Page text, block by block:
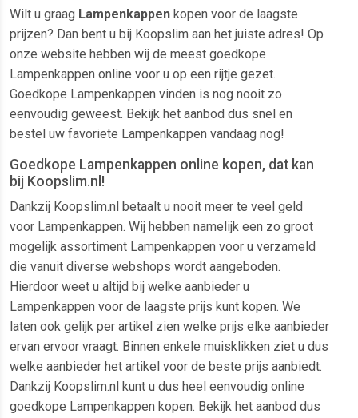
Wilt u graag Lampenkappen kopen voor de laagste
prijzen? Dan bent u bij Koopslim aan het juiste adres! Op
onze website hebben wij de meest goedkope
Lampenkappen online voor u op een rijtje gezet.
Goedkope Lampenkappen vinden is nog nooit zo
eenvoudig geweest. Bekijk het aanbod dus snel en
bestel uw favoriete Lampenkappen vandaag nog!
Goedkope Lampenkappen online kopen, dat kan
bij Koopslim.nl!
Dankzij Koopslim.nl betaalt u nooit meer te veel geld
voor Lampenkappen. Wij hebben namelijk een zo groot
mogelijk assortiment Lampenkappen voor u verzameld
die vanuit diverse webshops wordt aangeboden.
Hierdoor weet u altijd bij welke aanbieder u
Lampenkappen voor de laagste prijs kunt kopen. We
laten ook gelijk per artikel zien welke prijs elke aanbieder
ervan ervoor vraagt. Binnen enkele muisklikken ziet u dus
welke aanbieder het artikel voor de beste prijs aanbiedt.
Dankzij Koopslim.nl kunt u dus heel eenvoudig online
goedkope Lampenkappen kopen. Bekijk het aanbod dus